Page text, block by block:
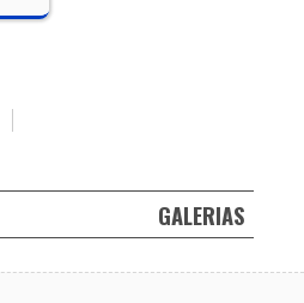
GALERIAS